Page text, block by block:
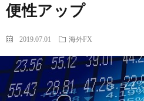
便性アップ
2019.07.01 海外FX